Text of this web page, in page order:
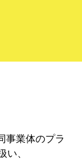
事業体のプラ
、